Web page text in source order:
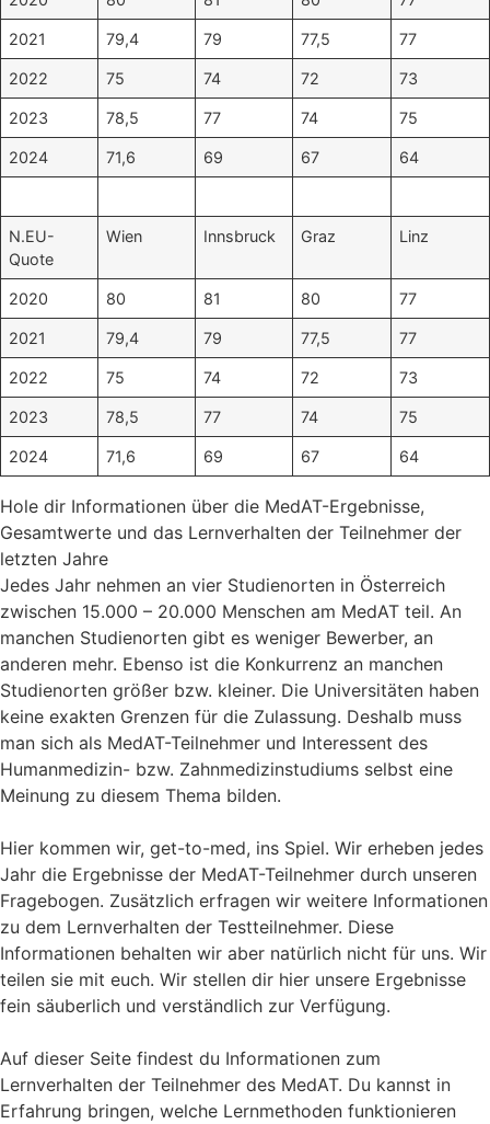
2021 79,4 79 77,5 77
2022 75 74 72 73
2023 78,5 77 74 75
2024 71,6 69 67 64
N.EU-
Quote
Wien Innsbruck Graz Linz
2020 80 81 80 77
2021 79,4 79 77,5 77
2022 75 74 72 73
2023 78,5 77 74 75
2024 71,6 69 67 64
Hole dir Informationen über die MedAT-Ergebnisse,
Gesamtwerte und das Lernverhalten der Teilnehmer der
letzten Jahre
Jedes Jahr nehmen an vier Studienorten in Österreich
zwischen 15.000 – 20.000 Menschen am MedAT teil. An
manchen Studienorten gibt es weniger Bewerber, an
anderen mehr. Ebenso ist die Konkurrenz an manchen
Studienorten größer bzw. kleiner. Die Universitäten haben
keine exakten Grenzen für die Zulassung. Deshalb muss
man sich als MedAT-Teilnehmer und Interessent des
Humanmedizin- bzw. Zahnmedizinstudiums selbst eine
Meinung zu diesem Thema bilden.
Hier kommen wir, get-to-med, ins Spiel. Wir erheben jedes
Jahr die Ergebnisse der MedAT-Teilnehmer durch unseren
Fragebogen. Zusätzlich erfragen wir weitere Informationen
zu dem Lernverhalten der Testteilnehmer. Diese
Informationen behalten wir aber natürlich nicht für uns. Wir
teilen sie mit euch. Wir stellen dir hier unsere Ergebnisse
fein säuberlich und verständlich zur Verfügung.
Auf dieser Seite findest du Informationen zum
Lernverhalten der Teilnehmer des MedAT. Du kannst in
Erfahrung bringen, welche Lernmethoden funktionieren